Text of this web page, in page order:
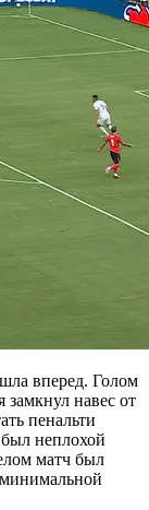
вперед. Голом
замкнул навес от
пенальти
неплохой
матч был